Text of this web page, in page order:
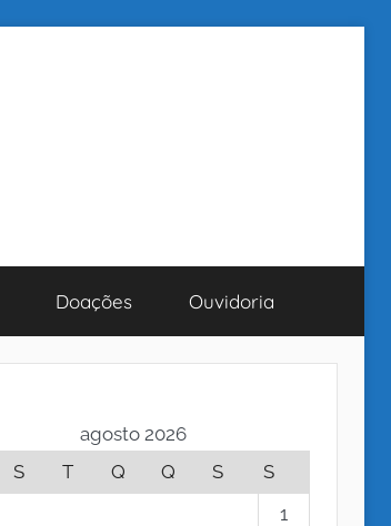
Doações Ouvidoria
agosto 2026
S T Q Q S
S
1